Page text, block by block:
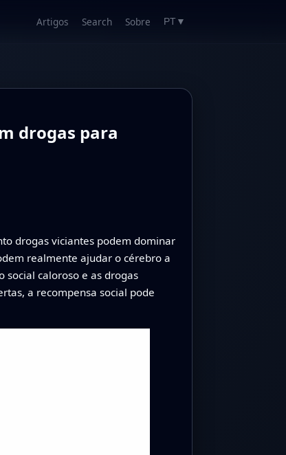
Artigos Search Sobre PT ▼
drogas para
drogas viciantes podem dominar
realmente ajudar o cérebro a
social caloroso e as drogas
a recompensa social pode